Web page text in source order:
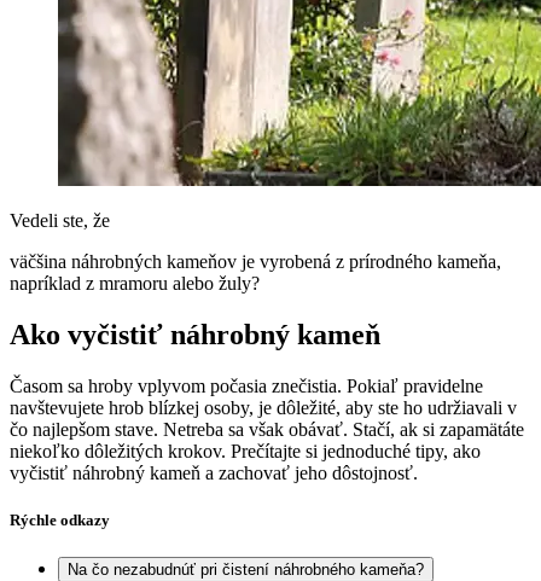
Vedeli ste, že
väčšina náhrobných kameňov je vyrobená z prírodného kameňa,
napríklad z mramoru alebo žuly?
Ako vyčistiť náhrobný kameň
Časom sa hroby vplyvom počasia znečistia. Pokiaľ pravidelne
navštevujete hrob blízkej osoby, je dôležité, aby ste ho udržiavali v
čo najlepšom stave. Netreba sa však obávať. Stačí, ak si zapamätáte
niekoľko dôležitých krokov. Prečítajte si jednoduché tipy, ako
vyčistiť náhrobný kameň a zachovať jeho dôstojnosť.
Rýchle odkazy
Na čo nezabudnúť pri čistení náhrobného kameňa?